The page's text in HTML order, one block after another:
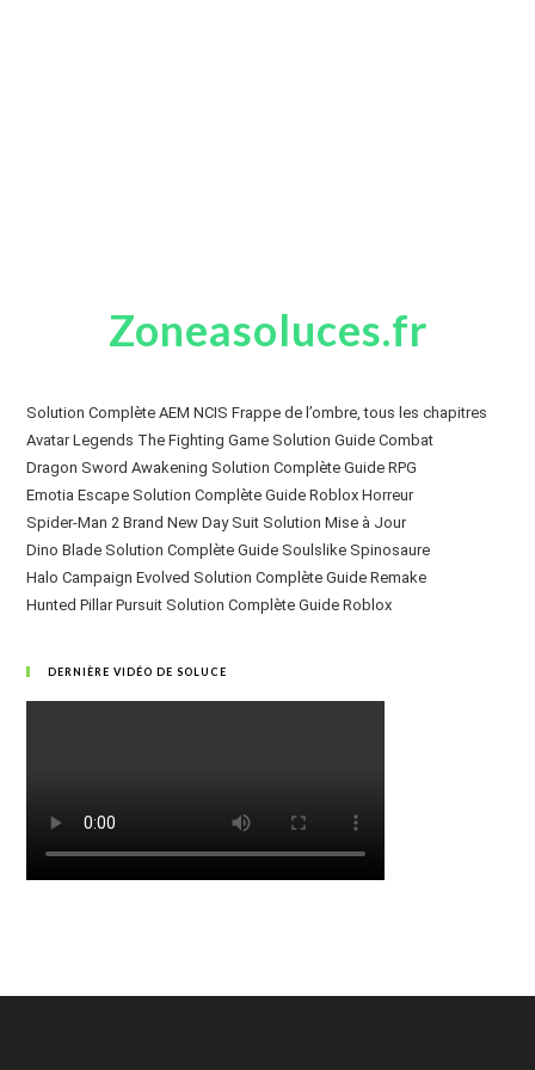
Zoneasoluces.fr
Solution Complète AEM NCIS Frappe de l’ombre, tous les chapitres
Avatar Legends The Fighting Game Solution Guide Combat
Dragon Sword Awakening Solution Complète Guide RPG
Emotia Escape Solution Complète Guide Roblox Horreur
Spider-Man 2 Brand New Day Suit Solution Mise à Jour
Dino Blade Solution Complète Guide Soulslike Spinosaure
Halo Campaign Evolved Solution Complète Guide Remake
Hunted Pillar Pursuit Solution Complète Guide Roblox
DERNIÈRE VIDÉO DE SOLUCE